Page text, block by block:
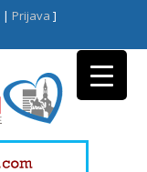
| Prijava ]